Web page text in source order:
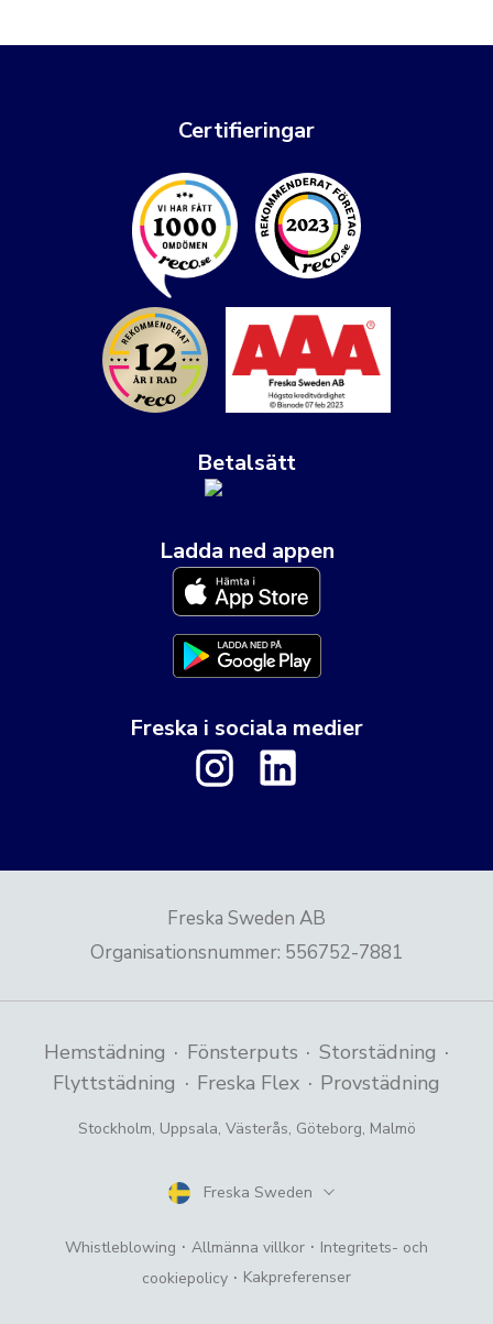
Certifieringar
Betalsätt
Ladda ned appen
Freska i sociala medier
Freska Sweden AB
Organisationsnummer: 556752-7881
Hemstädning · Fönsterputs · Storstädning ·
Flyttstädning · Freska Flex · Provstädning
Stockholm, Uppsala, Västerås, Göteborg, Malmö
Land
Freska Sweden
Whistleblowing · Allmänna villkor · Integritets- och
cookiepolicy · Kakpreferenser